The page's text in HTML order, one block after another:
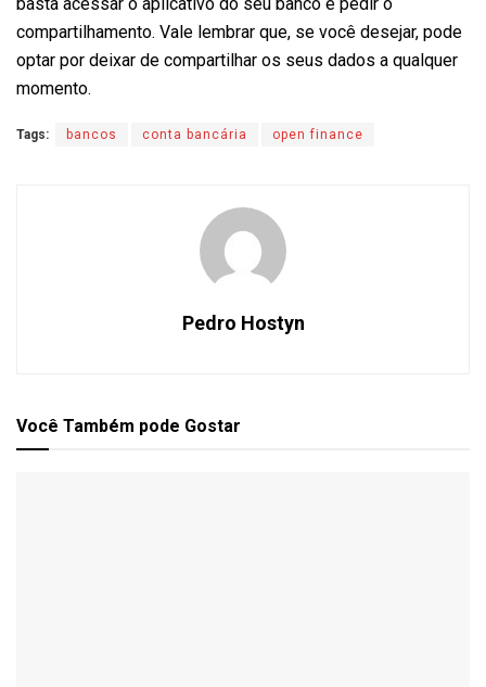
compartilhamento. Vale lembrar que, se você desejar, pode
optar por deixar de compartilhar os seus dados a qualquer
momento.
Tags: bancos conta bancária open finance
Pedro Hostyn
Você Também pode Gostar